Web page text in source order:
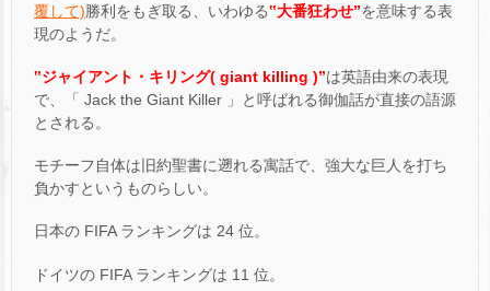
覆して)勝利をもぎ取る、いわゆる‟大番狂わせ”を意味する表
現のようだ。
‟ジャイアント・キリング( giant killing )”は英語由来の表現
で、「 Jack the Giant Killer 」と呼ばれる御伽話が直接の語源
とされる。
モチーフ自体は旧約聖書に遡れる寓話で、強大な巨人を打ち
負かすというものらしい。
日本の FIFA ランキングは 24 位。
ドイツの FIFA ランキングは 11 位。